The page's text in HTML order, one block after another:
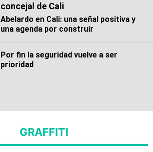
concejal de Cali
Abelardo en Cali: una señal positiva y
una agenda por construir
Por fin la seguridad vuelve a ser
prioridad
GRAFFITI